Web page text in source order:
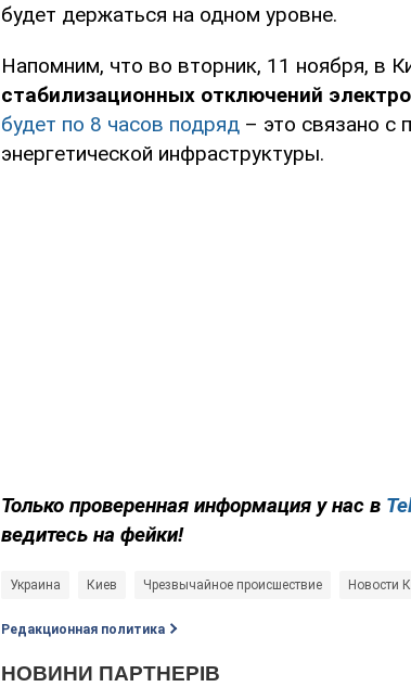
будет держаться на одном уровне.
Напомним, что во вторник, 11 ноября, в
стабилизационных отключений
будет по 8 часов подряд – это связано с
энергетической инфраструктуры.
Только проверенная информация у нас в
ведитесь на фейки!
Украина Киев Чрезвычайное происшествие Новости
Редакционная политика